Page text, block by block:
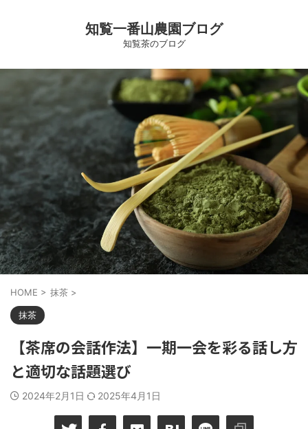
知覧一番山農園ブログ
知覧茶のブログ
HOME > 抹茶 >
抹茶
【茶席の会話作法】一期一会を彩る話し方
と適切な話題選び
2024年2月1日 2025年4月1日